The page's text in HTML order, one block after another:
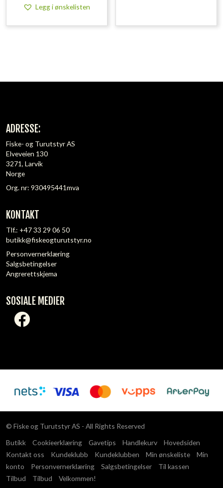
Legg i ønskelisten
ADRESSE:
Fiske- og Turutstyr AS
Elveveien 130
3271, Larvik
Norge
Org. nr: 930495441mva
KONTAKT
Tlf.: +47 33 29 06 50
butikk@fiskeogturutstyr.no
Personvernerklæring
Salgsbetingelser
Angrerettskjema
SOSIALE MEDIER
© Fiske og Turutstyr AS - All Rights Reserved
Butikk
Cookieerklæring Gavetips Handlekurv
Hovedsiden
Kontakt oss
Kundeklubb Kundeklubben Min ønskeliste
Min
konto
Personvernerklæring Salgsbetingelser
Til kassen
Tilbud
Tilbud Velkommen!